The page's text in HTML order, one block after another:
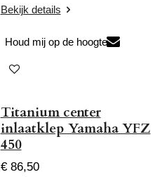
Bekijk details
Houd mij op de hoogte
Titanium center
inlaatklep Yamaha YFZ
450
€ 86,50